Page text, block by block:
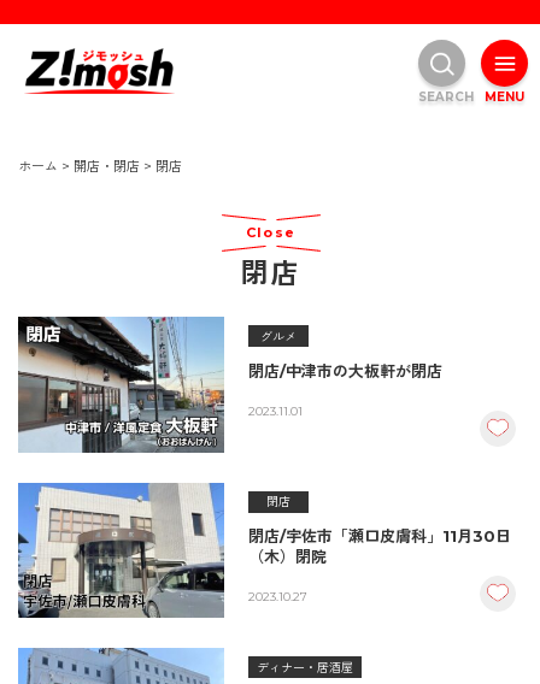
ホーム > 開店・閉店 > 閉店
Close
閉店
グルメ
閉店/中津市の大板軒が閉店
2023.11.01
閉店
閉店/宇佐市「瀬口皮膚科」11月30日
（木）閉院
2023.10.27
ディナー・居酒屋
MENU
SEARCH